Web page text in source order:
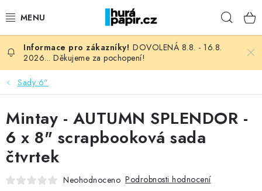
na
NOVINKY
HURÁ DÍLNA
VŠECHNO ZBOŽÍ
KNIHAŘSKÝ MATERIÁL
DOVOLENÁ 8.8. - 16.8.
2026... Děkujeme za pochopení!
Sady 6"
Mintay - AUTUMN SPLENDOR -
6 x 8" scrapbooková sada
čtvrtek
Neohodnoceno Podrobnosti hodnocení